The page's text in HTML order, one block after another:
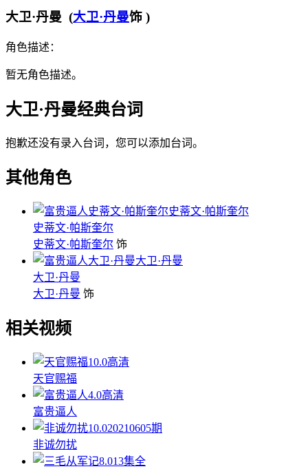
大卫·丹曼 (大卫·丹曼饰 )
角色描述：
暂无角色描述。
大卫·丹曼经典台词
抱歉还没有录入台词，您可以添加台词。
其他角色
史蒂文·帕斯奎尔
史蒂文·帕斯奎尔
史蒂文·帕斯奎尔 饰
大卫·丹曼
大卫·丹曼
大卫·丹曼 饰
相关视频
10.0高清
天官赐福
4.0高清
富贵逼人
10.020210605期
非诚勿扰
8.013集全